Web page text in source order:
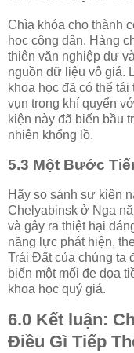
Chìa khóa cho thành
học công dân. Hàng
thiên văn nghiệp dư
nguồn dữ liệu vô giá.
khoa học đã có thể
vụn trong khí quyển
kiện này đã biến bầu
nhiên khổng lồ.
5.3 Một Bước
Hãy so sánh sự kiện
Chelyabinsk ở Nga
và gây ra thiệt hại
năng lực phát hiện,
Trái Đất của chúng ta
biến một mối đe dọa
khoa học quý giá.
6.0 Kết luận:
Điều Gì Tiếp